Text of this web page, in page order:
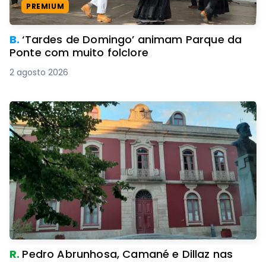
PREMIUM
B.‘Tardes de Domingo’ animam Parque da
Ponte com muito folclore
2 agosto 2026
R. Pedro Abrunhosa, Camané e Dillaz nas